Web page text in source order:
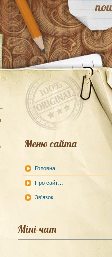
Меню сайта
Головна…
Про сайт…
Зв'язок…
Міні-чат